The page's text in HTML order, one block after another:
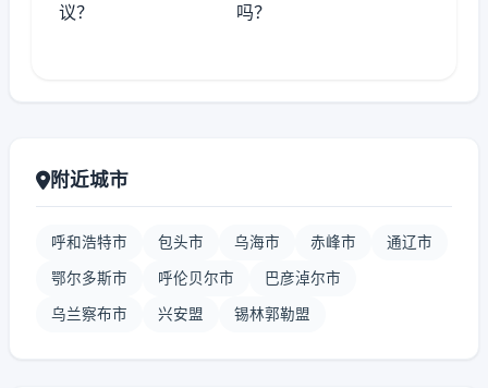
议？ 吗？
附近城市
呼和浩特市 包头市 乌海市 赤峰市 通辽市
鄂尔多斯市 呼伦贝尔市 巴彦淖尔市
乌兰察布市 兴安盟 锡林郭勒盟